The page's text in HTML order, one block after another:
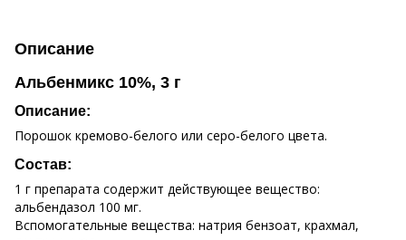
Описание
Альбенмикс 10%, 3 г
Описание:
Порошок кремово-белого или серо-белого цвета.
Состав:
1 г препарата содержит действующее вещество:
альбендазол 100 мг.
Вспомогательные вещества: натрия бензоат, крахмал,